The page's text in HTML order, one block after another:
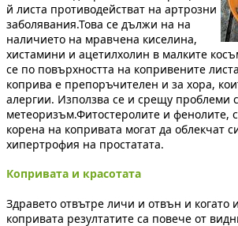
й листа противодействат на артрозни
заболявания.Това се дължи на на
наличието на мравчена киселина,
хистамини и ацетилхолин в малките
се по повърхността на копривените
коприва е препоръчителен и за хора,
алергии. Използва се и срещу проблеми
метеоризъм.Фитостеролите и
корена на копривата могат да облекчат
хипертрофия на простатата.
Копривата и красотата
Здравето отвътре личи и отвън и когато
копривата резултатите са повече от